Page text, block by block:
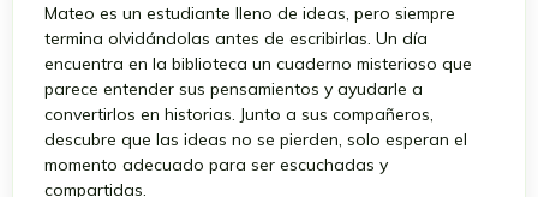
Mateo es un estudiante lleno de ideas, pero siempre
termina olvidándolas antes de escribirlas. Un día
encuentra en la biblioteca un cuaderno misterioso que
parece entender sus pensamientos y ayudarle a
convertirlos en historias. Junto a sus compañeros,
descubre que las ideas no se pierden, solo esperan el
momento adecuado para ser escuchadas y
compartidas.